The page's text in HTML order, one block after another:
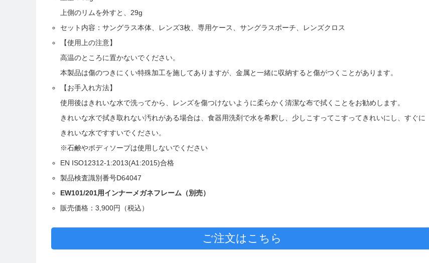
上側のリムを外すと、29g
セット内容：サングラス本体、レンズ3枚、専用ケース、サングラスポーチ、レンズクロス
【使用上の注意】
高温のところに置かないでください。
本製品は傷のつきにくい特殊加工を施してありますが、金属と一緒に収納すると傷がつくことがあります。
【お手入れ方法】
使用後はきれいな水で洗ってから、レンズを傷つけないように柔らかく清潔な布で拭くことをお勧めします。
きれいな水で拭き取れない汚れがある場合は、食器用洗剤で水を希釈し、少しこすってこすってきれいにし、すぐに
きれいな水ですすいでください。
※石鹸やボディソープは使用しないでください
EN ISO12312-1:2013(A1:2015)合格
製品検査識別番号D64047
EW101/201用インナーメガネフレーム（別売）
販売価格：3,900円（税込）
ご注文はこちら